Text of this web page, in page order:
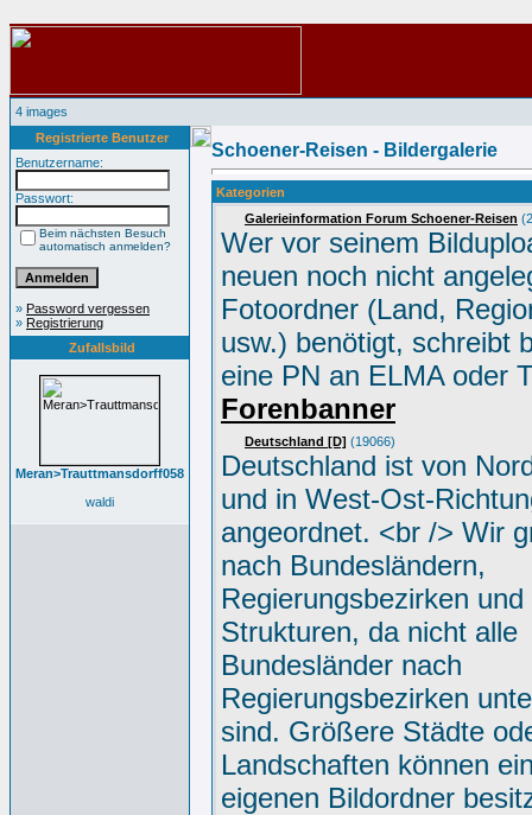
4 images
Registrierte Benutzer
Benutzername:
Passwort:
Beim nächsten Besuch
automatisch anmelden?
» Password vergessen
» Registrierung
Zufallsbild
Meran>Trauttmansdorff058
waldi
Schoener-Reisen - Bildergalerie
Kategorien
Galerieinformation Forum Schoener-Reisen
Wer vor seinem
neuen noch nicht
Fotoordner (Land,
usw.) benötigt, schreibt
eine PN an ELMA oder
Forenbanner
Deutschland [D] (19066)
Deutschland ist von
und in West-Ost-
angeordnet. <br /> Wir
nach Bundesländern,
Regierungsbezirken
Strukturen, da nicht alle
Bundesländer nach
Regierungsbezirken
sind. Größere Städte
Landschaften können
eigenen Bildordner